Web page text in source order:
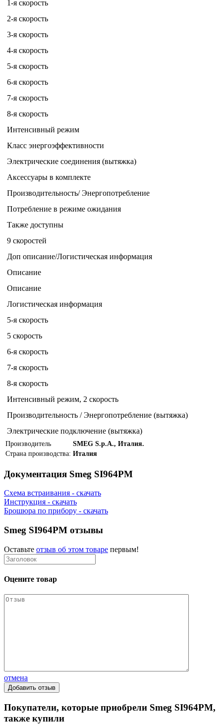
1-я скорость
2-я скорость
3-я скорость
4-я скорость
5-я скорость
6-я скорость
7-я скорость
8-я скорость
Интенсивный режим
Класс энергоэффективности
Электрические соединения (вытяжка)
Аксессуары в комплекте
Производительность/ Энергопотребление
Потребление в режиме ожидания
Также доступны
9 скоростей
Доп описание/Логистическая информация
Описание
Описание
Логистическая информация
5-я скорость
5 скорость
6-я скорость
7-я скорость
8-я скорость
Интенсивный режим, 2 скорость
Производительность / Энергопотребление (вытяжка)
Электрические подключение (вытяжка)
Производитель
SMEG S.p.A., Италия.
Страна производства: Италия
Документация Smeg SI964PM
Схема встраивания - скачать
Инструкция - скачать
Брошюра по прибору - скачать
Smeg SI964PM отзывы
Оставьте отзыв об этом товаре первым!
Оцените товар
отмена
Покупатели, которые приобрели Smeg SI964PM,
также купили